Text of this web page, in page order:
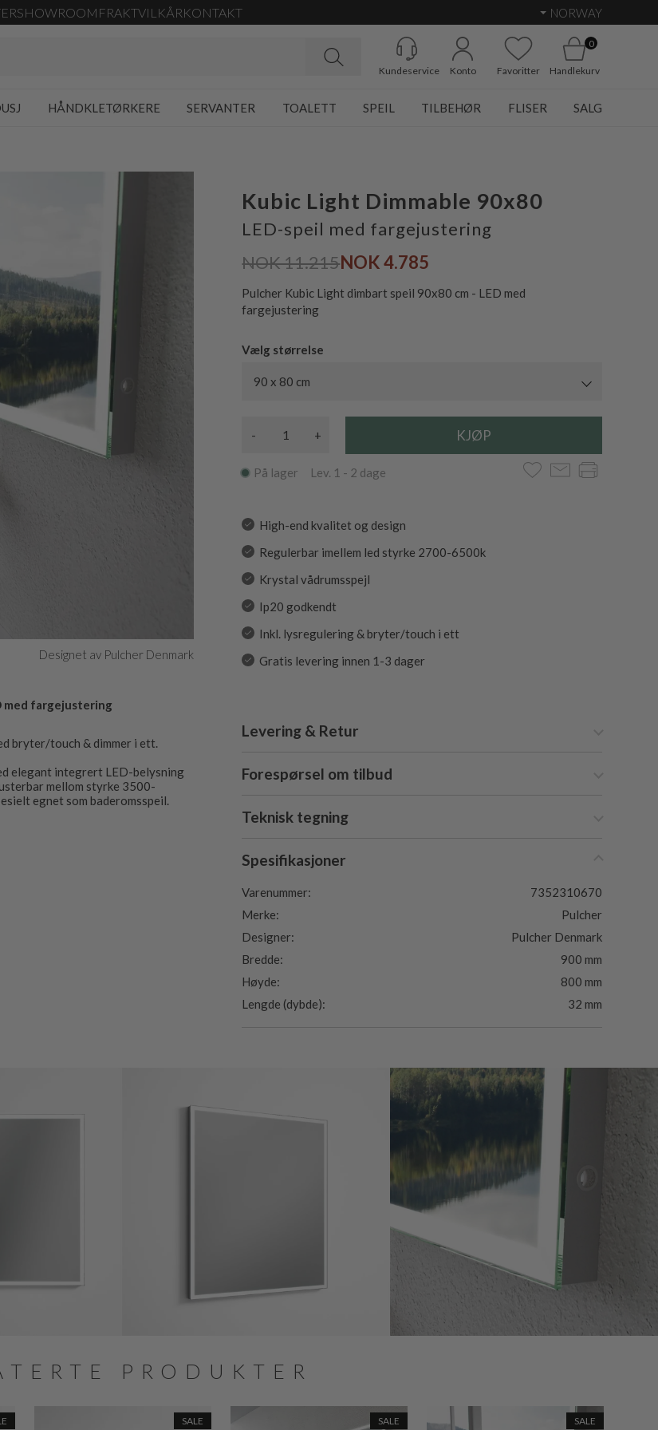
SHOWROOM FRAKTVILKÅRKONTAKT NORWAY
Kundeservice Konto Favoritter
0
Handlekurv
HÅNDKLETØRKERE SERVANTER TOALETT SPEIL TILBEHØR FLISER SALG
Designet av Pulcher Denmark
med fargejustering
bryter/touch & dimmer i ett.
elegant integrert LED-belysning
mellom styrke 3500-
egnet som baderomsspeil.
Kubic Light Dimmable 90x80
LED-speil med fargejustering
NOK 11.215NOK 4.785
Pulcher Kubic Light dimbart speil 90x80 cm - LED med
fargejustering
Vælg størrelse
90 x 80 cm
- +
På lager Lev. 1 - 2 dage
High-end kvalitet og design
Regulerbar imellem led styrke 2700-6500k
Krystal vådrumsspejl
Ip20 godkendt
Inkl. lysregulering & bryter/touch i ett
Gratis levering innen 1-3 dager
Levering & Retur
Forespørsel om tilbud
Teknisk tegning
Spesifikasjoner
Varenummer:
7352310670
Merke:
Pulcher
Designer:
Pulcher Denmark
Bredde:
900 mm
Høyde:
800 mm
Lengde (dybde):
32 mm
PRODUKTER
SALE SALE SALE